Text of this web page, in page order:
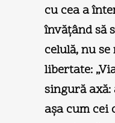
cu cea a
învăţând să
celulă, nu
libertate:
singură axă:
aşa cum cei